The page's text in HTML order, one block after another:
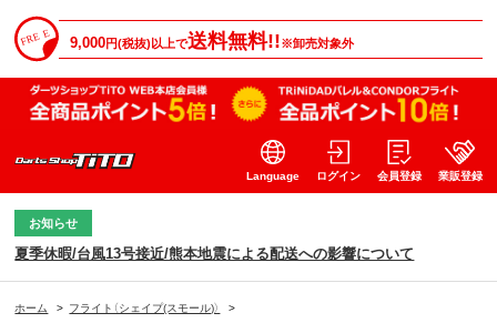
9,000円(税抜)以上で送料無料!!※卸売対象外
Language ログイン 会員登録 業販登録
お知らせ
夏季休暇/台風13号接近/熊本地震による配送への影響について
ホーム > フライト（シェイプ(スモール)）
>